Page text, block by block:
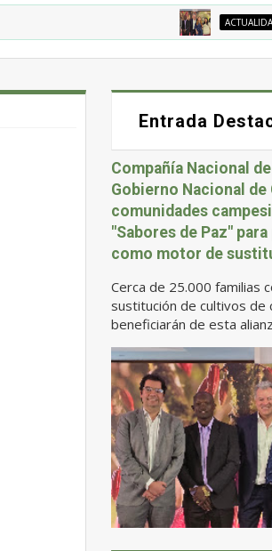
ACTUALIDAD
Entrada
Compañía Nacional
Gobierno Nacional de
comunidades
"Sabores de Paz"
como motor de
Cerca de 25.000 familias
sustitución de cultivos de
beneficiarán de esta